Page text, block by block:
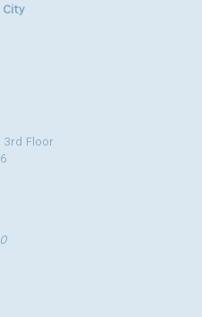
City
3rd Floor